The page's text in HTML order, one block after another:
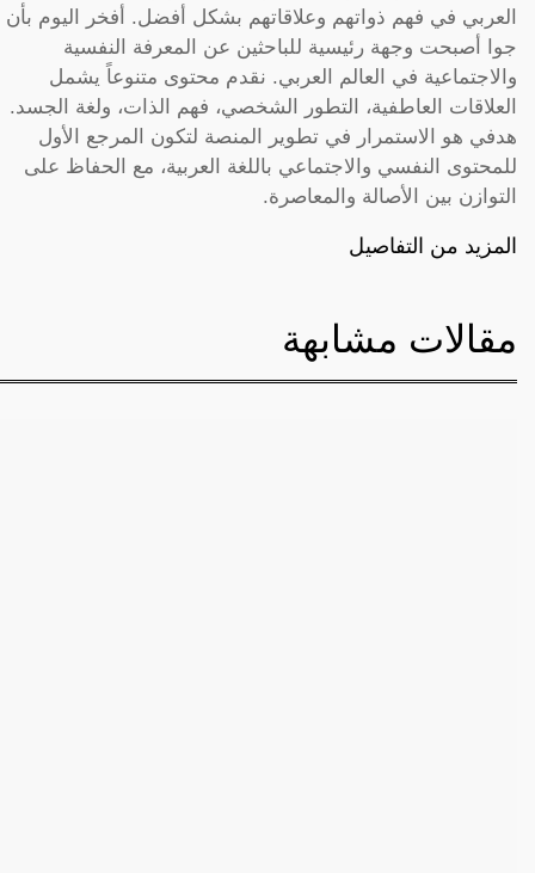
العربي في فهم ذواتهم وعلاقاتهم بشكل أفضل. أفخر اليوم بأن
جوا أصبحت وجهة رئيسية للباحثين عن المعرفة النفسية
والاجتماعية في العالم العربي. نقدم محتوى متنوعاً يشمل
العلاقات العاطفية، التطور الشخصي، فهم الذات، ولغة الجسد.
هدفي هو الاستمرار في تطوير المنصة لتكون المرجع الأول
للمحتوى النفسي والاجتماعي باللغة العربية، مع الحفاظ على
التوازن بين الأصالة والمعاصرة.
المزيد من التفاصيل
مقالات مشابهة